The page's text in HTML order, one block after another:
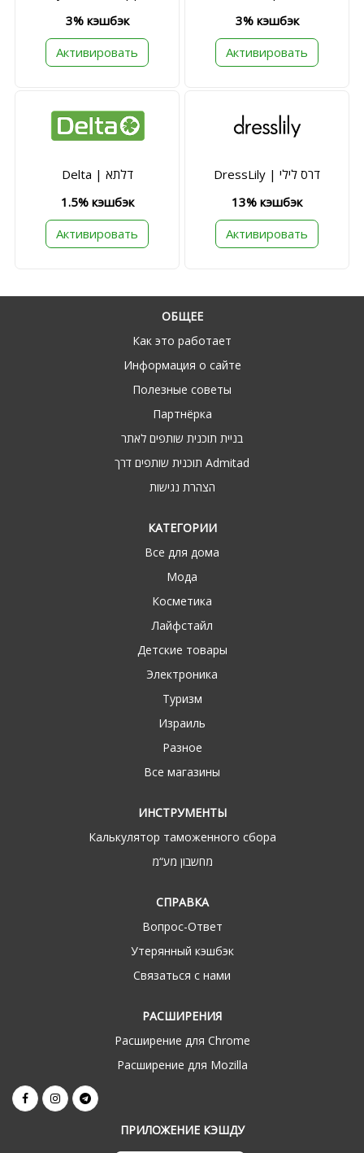
3% кэшбэк
Активировать
3% кэшбэк
Активировать
Delta | דלתא
1.5% кэшбэк
Активировать
DressLily | דרס לילי
13% кэшбэк
Активировать
ОБЩЕЕ
Как это работает
Информация о сайте
Полезные советы
Партнёрка
בניית תוכנית שותפים לאתר
תוכנית שותפים דרך Admitad
הצהרת נגישות
КАТЕГОРИИ
Все для дома
Мода
Косметика
Лайфстайл
Детские товары
Электроника
Туризм
Израиль
Разное
Все магазины
ИНСТРУМЕНТЫ
Калькулятор таможенного сбора
מחשבון מע“מ
СПРАВКА
Вопрос-Ответ
Утерянный кэшбэк
Связаться с нами
РАСШИРЕНИЯ
Расширение для Chrome
Расширение для Mozilla
ПРИЛОЖЕНИЕ КЭШДУ